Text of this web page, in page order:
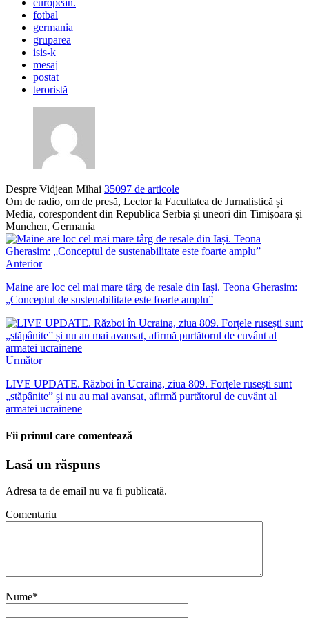
european.
fotbal
germania
gruparea
isis-k
mesaj
postat
teroristă
Despre Vidjean Mihai 35097 de articole
Om de radio, om de presă, Lector la Facultatea de Jurnalistică și
Media, corespondent din Republica Serbia și uneori din Timișoara și
Munchen, Germania
Anterior
Maine are loc cel mai mare târg de resale din Iași. Teona Gherasim:
„Conceptul de sustenabilitate este foarte amplu”
Următor
LIVE UPDATE. Război în Ucraina, ziua 809. Forțele rusești sunt
„stăpânite” și nu au mai avansat, afirmă purtătorul de cuvânt al
armatei ucrainene
Fii primul care comentează
Lasă un răspuns
Adresa ta de email nu va fi publicată.
Comentariu
Nume*